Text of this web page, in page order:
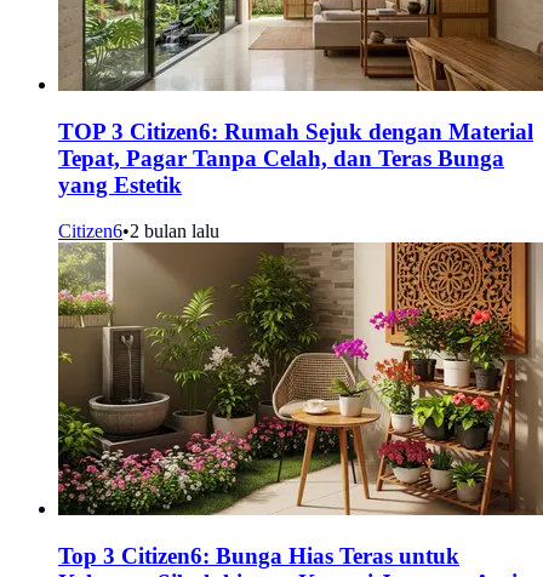
TOP 3 Citizen6: Rumah Sejuk dengan Material
Tepat, Pagar Tanpa Celah, dan Teras Bunga
yang Estetik
Citizen6•2 bulan lalu
Top 3 Citizen6: Bunga Hias Teras untuk